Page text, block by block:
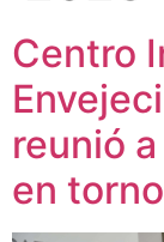
Centro
reunió
en